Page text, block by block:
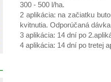
300 - 500 l/ha.
2 aplikácia: na začiatku
kvitnutia. Odporúčaná
3 aplikácia: 14 dní po
4 aplikácia: 14 dní po tretej